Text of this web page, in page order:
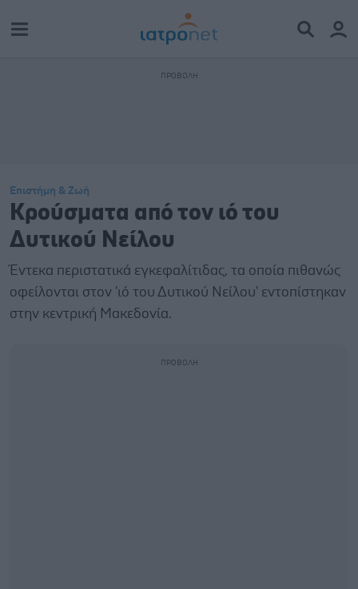
Επιστήμη & Ζωή
Κρούσματα από τον ιό του
Δυτικού Νείλου
Έντεκα περιστατικά εγκεφαλίτιδας, τα οποία πιθανώς
οφείλονται στον 'ιό του Δυτικού Νείλου' εντοπίστηκαν
στην κεντρική Μακεδονία.